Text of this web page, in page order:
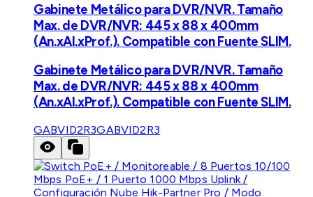
Gabinete Metálico para DVR/NVR. Tamaño
Max. de DVR/NVR: 445 x 88 x 400mm
(An.xAl.xProf.). Compatible con Fuente SLIM.
Gabinete Metálico para DVR/NVR. Tamaño
Max. de DVR/NVR: 445 x 88 x 400mm
(An.xAl.xProf.). Compatible con Fuente SLIM.
GABVID2R3GABVID2R3